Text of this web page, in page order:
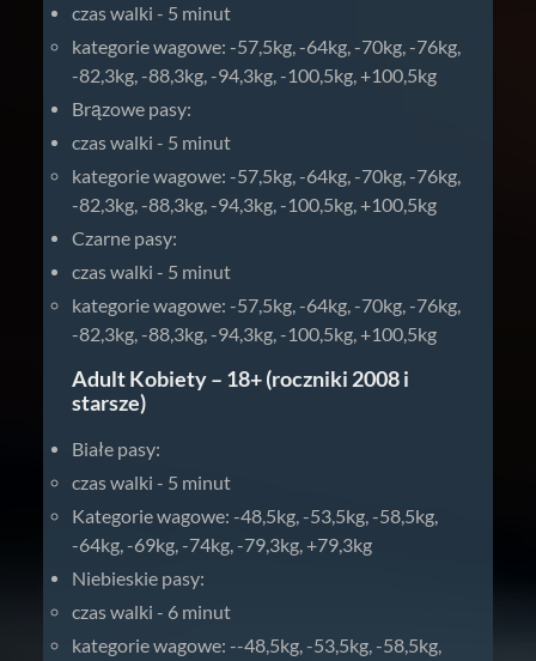
czas walki - 5 minut
kategorie wagowe: -57,5kg, -64kg, -70kg, -76kg,
-82,3kg, -88,3kg, -94,3kg, -100,5kg, +100,5kg
Brązowe pasy:
czas walki - 5 minut
kategorie wagowe: -57,5kg, -64kg, -70kg, -76kg,
-82,3kg, -88,3kg, -94,3kg, -100,5kg, +100,5kg
Czarne pasy:
czas walki - 5 minut
kategorie wagowe: -57,5kg, -64kg, -70kg, -76kg,
-82,3kg, -88,3kg, -94,3kg, -100,5kg, +100,5kg
Adult Kobiety – 18+ (roczniki 2008 i
starsze)
Białe pasy:
czas walki - 5 minut
Kategorie wagowe: -48,5kg, -53,5kg, -58,5kg,
-64kg, -69kg, -74kg, -79,3kg, +79,3kg
Niebieskie pasy:
czas walki - 6 minut
kategorie wagowe: --48,5kg, -53,5kg, -58,5kg,